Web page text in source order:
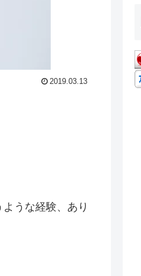
2019.03.13
うな経験、あり